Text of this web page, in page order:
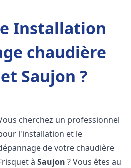
Installation
chaudière
Saujon ?
cherchez un professionnel
l'installation et le
de votre chaudière
àSaujon ? Vous êtes au